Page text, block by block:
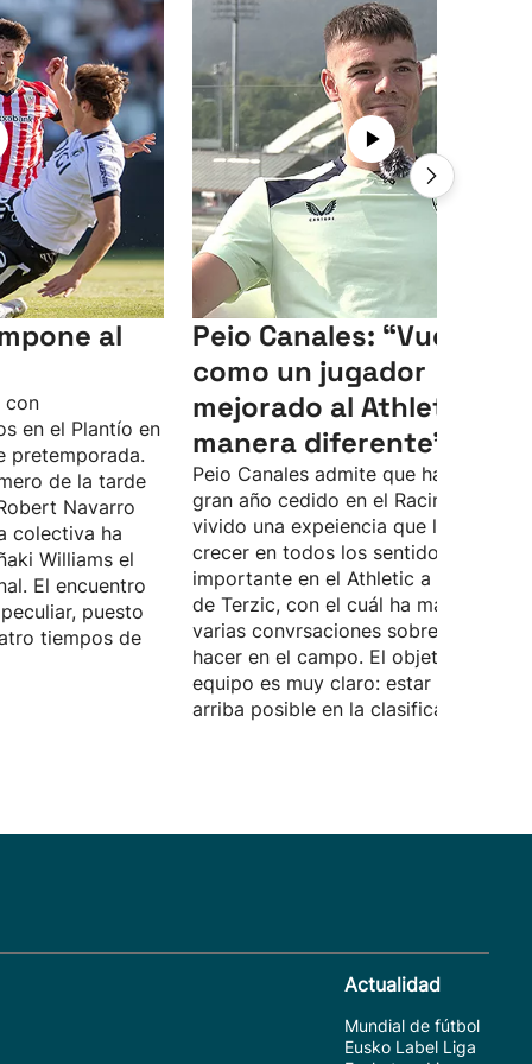
al
con
en el Plantío en
pretemporada.
de la tarde
Navarro
colectiva ha
Williams el
El encuentro
puesto
tiempos de
Peio Canales: “Vuelvo
como un jugador
mejorado al Athletic, de
manera diferente”
Peio Canales admite que ha pasado
gran año cedido en el Racing, donde
vivido una expeiencia que le ha
crecer en todos los sentidos. Quiere
importante en el Athletic a las
de Terzic, con el cuál ha mantenido
varias convrsaciones sobre lo que
hacer en el campo. El objetivo del
equipo es muy claro: estar lo más
arriba posible en la clasificación.
Actualidad
Mundial de fútbol
Eusko Label Liga